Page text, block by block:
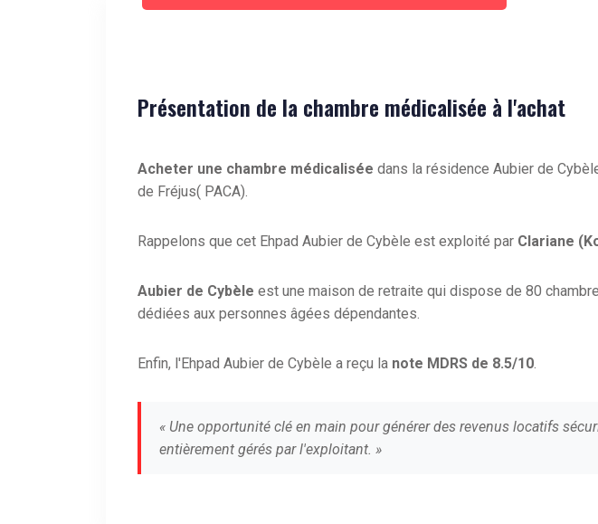
Présentation de la chambre médicalisée à l'achat
Acheter une chambre médicalisée dans la résidence Aubier de
de Fréjus( PACA).
Rappelons que cet Ehpad Aubier de Cybèle est exploité par Clariane
Aubier de Cybèle est une maison de retraite qui dispose de 80
dédiées aux personnes âgées dépendantes.
Enfin, l'Ehpad Aubier de Cybèle a reçu la note MDRS de 8.5/10.
« Une opportunité clé en main pour générer des revenus locatifs
entièrement gérés par l'exploitant. »